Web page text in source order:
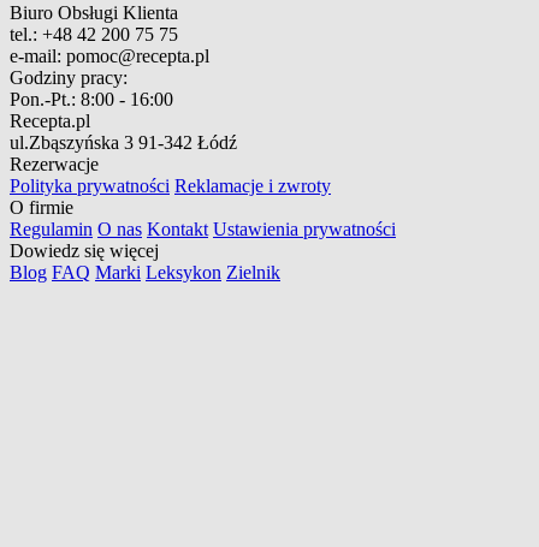
Biuro Obsługi Klienta
tel.: +48 42 200 75 75
e-mail: pomoc@recepta.pl
Godziny pracy:
Pon.-Pt.: 8:00 - 16:00
Recepta.pl
ul.Zbąszyńska 3 91-342 Łódź
Rezerwacje
Polityka prywatności Reklamacje i zwroty
O firmie
Regulamin O nas Kontakt Ustawienia prywatności
Dowiedz się więcej
Blog FAQ Marki Leksykon Zielnik